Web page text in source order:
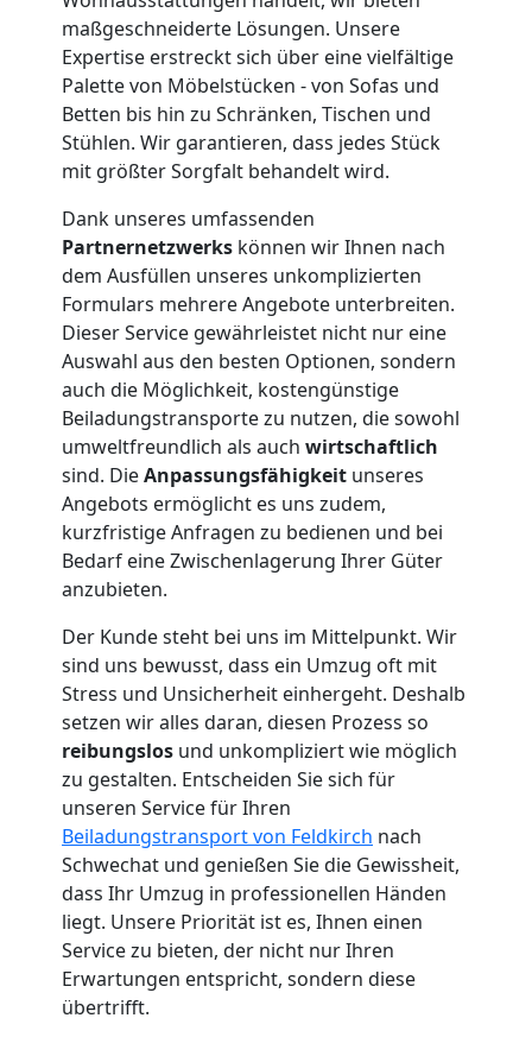
maßgeschneiderte Lösungen. Unsere
Expertise erstreckt sich über eine vielfältige
Palette von Möbelstücken - von Sofas und
Betten bis hin zu Schränken, Tischen und
Stühlen. Wir garantieren, dass jedes Stück
mit größter Sorgfalt behandelt wird.
Dank unseres umfassenden
Partnernetzwerks können wir Ihnen nach
dem Ausfüllen unseres unkomplizierten
Formulars mehrere Angebote unterbreiten.
Dieser Service gewährleistet nicht nur eine
Auswahl aus den besten Optionen, sondern
auch die Möglichkeit, kostengünstige
Beiladungstransporte zu nutzen, die sowohl
umweltfreundlich als auch wirtschaftlich
sind. DieAnpassungsfähigkeit unseres
Angebots ermöglicht es uns zudem,
kurzfristige Anfragen zu bedienen und bei
Bedarf eine Zwischenlagerung Ihrer Güter
anzubieten.
Der Kunde steht bei uns im Mittelpunkt. Wir
sind uns bewusst, dass ein Umzug oft mit
Stress und Unsicherheit einhergeht. Deshalb
setzen wir alles daran, diesen Prozess so
reibungslos und unkompliziert wie möglich
zu gestalten. Entscheiden Sie sich für
unseren Service für Ihren
Beiladungstransport von Feldkirch nach
Schwechat und genießen Sie die Gewissheit,
dass Ihr Umzug in professionellen Händen
liegt. Unsere Priorität ist es, Ihnen einen
Service zu bieten, der nicht nur Ihren
Erwartungen entspricht, sondern diese
übertrifft.
Feldkirch
Möbeltransport
Feldkirch
Beiladung
Feldkirch
Mini
Umzug
Feldkirch
Umzug
Mann
LKW
Feldkirch
Kunsttransport